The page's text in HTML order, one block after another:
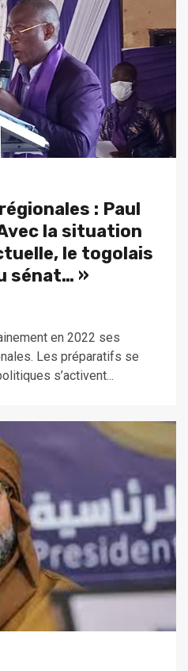
: Paul
la situation
le togolais
sénat… »
en 2022 ses
Les préparatifs se
s’activent...